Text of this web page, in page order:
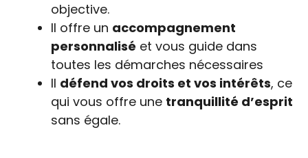
objective.
Il offre un accompagnement
personnalisé et vous guide dans
toutes les démarches nécessaires
Il défend vos droits et vos intérêts, ce
qui vous offre une tranquillité d’esprit
sans égale.